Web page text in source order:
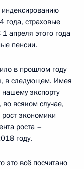
года, страховые
апреля этого года
пенсии.
в прошлом году
в следующем. Имея
нашему экспорту
всяком случае,
рост экономики
роста –
году.
это всё посчитано